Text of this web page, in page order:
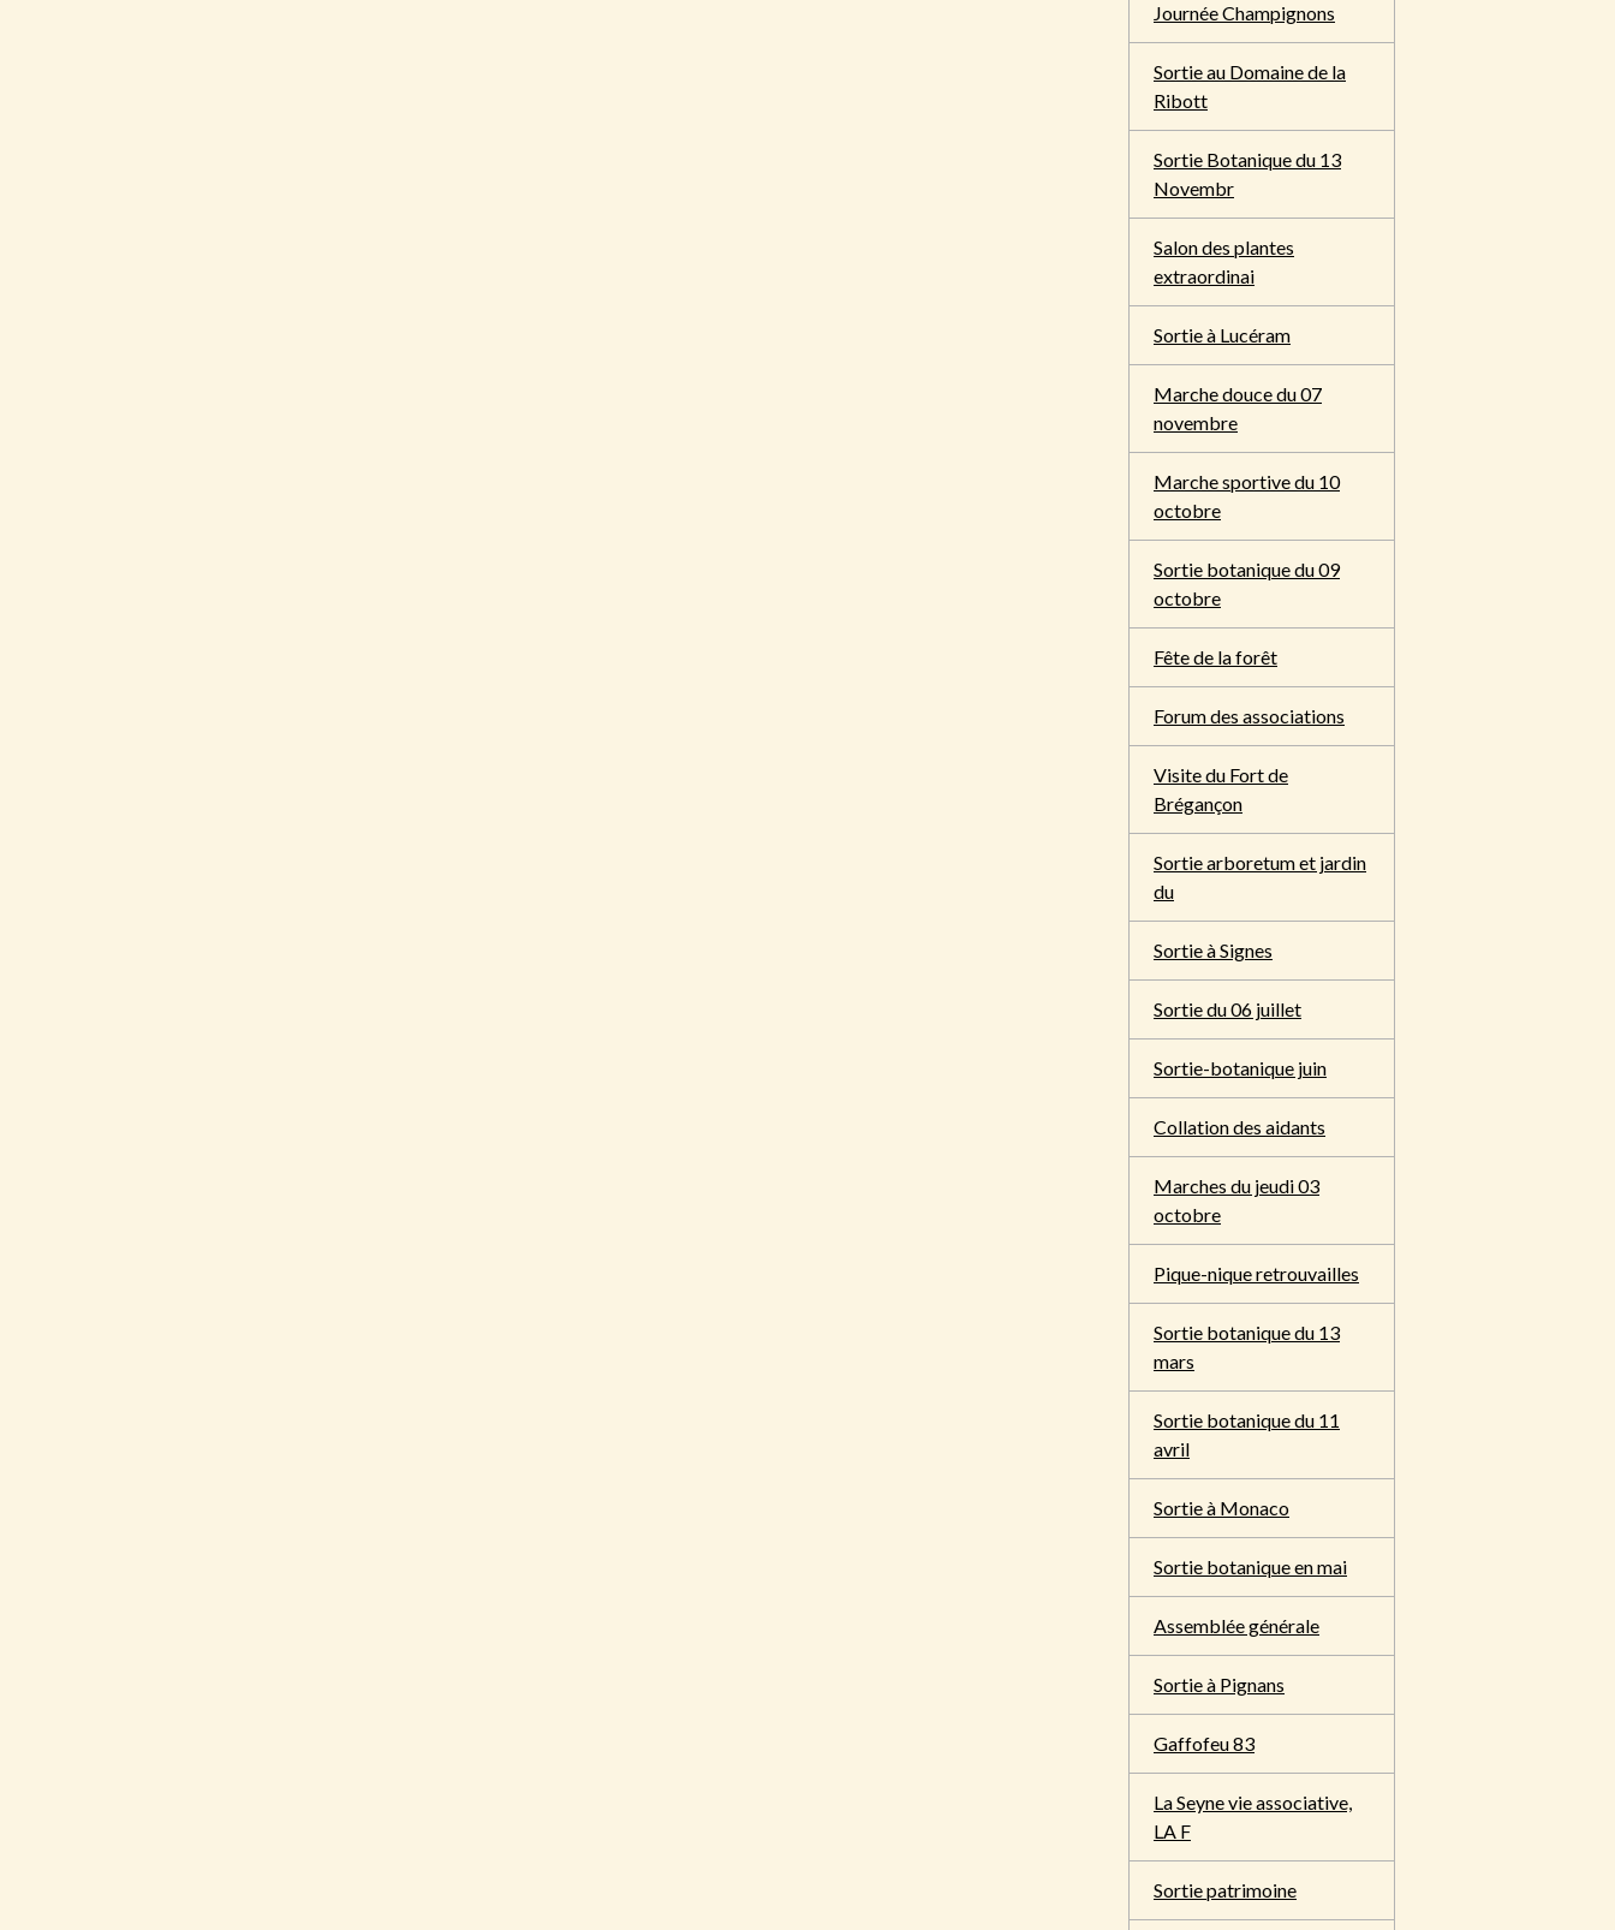
Journée Champignons
Sortie au Domaine de la
Ribott
Sortie Botanique du 13
Novembr
Salon des plantes
extraordinai
Sortie à Lucéram
Marche douce du 07
novembre
Marche sportive du 10
octobre
Sortie botanique du 09
octobre
Fête de la forêt
Forum des associations
Visite du Fort de
Brégançon
Sortie arboretum et jardin
du
Sortie à Signes
Sortie du 06 juillet
Sortie-botanique juin
Collation des aidants
Marches du jeudi 03
octobre
Pique-nique retrouvailles
Sortie botanique du 13
mars
Sortie botanique du 11
avril
Sortie à Monaco
Sortie botanique en mai
Assemblée générale
Sortie à Pignans
Gaffofeu 83
La Seyne vie associative,
LA F
Sortie patrimoine